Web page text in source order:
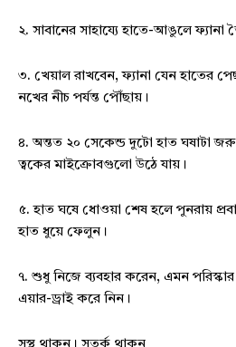
২. সাবানের সাহায্যে হাতে-আঙুলে ফ্যানা
৩. খেয়াল রাখবেন, ফ্যানা যেন হাতের
নখের নীচ পর্যন্ত পৌঁছায়।
৪. অন্তত ২০ সেকেন্ড দুটো হাত ঘষাটা
ত্বকের মাইক্রোবগুলো উঠে যায়।
৫. হাত ঘষে ধোওয়া শেষ হলে পুনরায়
হাত ধুয়ে ফেলুন।
৭. শুধু নিজে ব্যবহার করেন, এমন পরিস্কার
এয়ার-ড্রাই করে নিন।